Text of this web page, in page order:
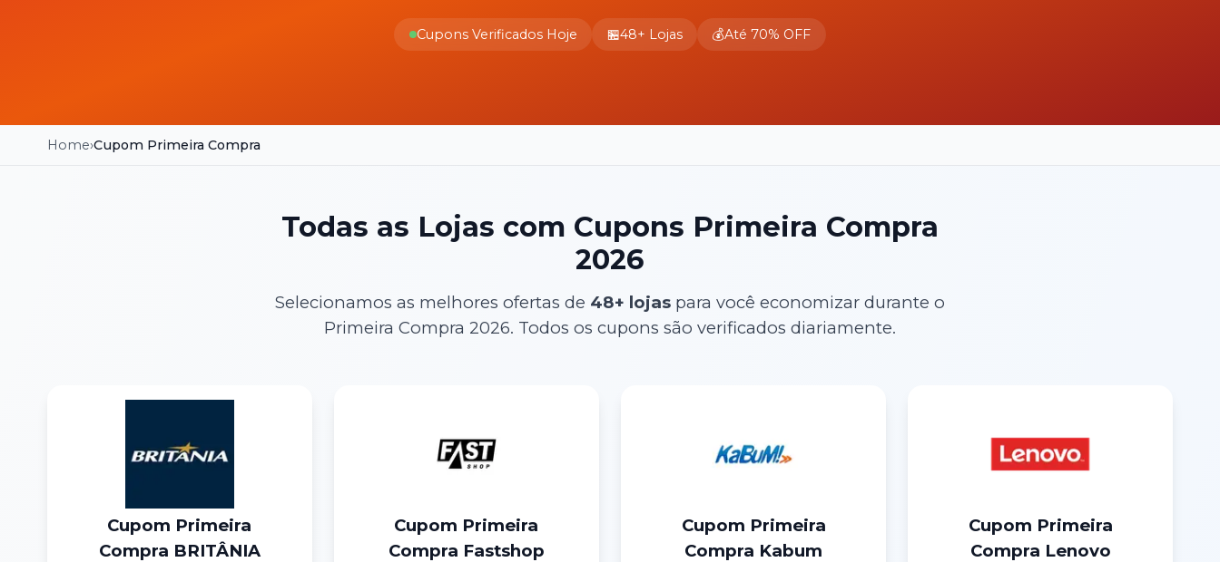
Cupons Verificados Hoje 🏪48+ Lojas 💰Até 70% OFF
Home›Cupom Primeira Compra
Todas as Lojas com Cupons Primeira Compra
2026
Selecionamos as melhores ofertas de 48+ lojaspara você economizar durante o
Primeira Compra 2026. Todos os cupons são verificados diariamente.
Cupom Primeira
Compra BRITÂNIA
Cupom Primeira
Compra Fastshop
Cupom Primeira
Compra Kabum
Cupom Primeira
Compra Lenovo